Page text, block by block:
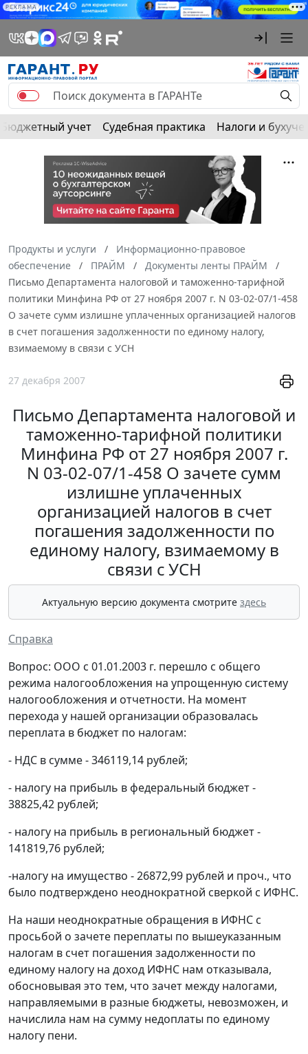
РЕКЛАМА
Бюджетный учет Судебная практика Налоги и
Продукты и услуги
Информационно-правовое
обеспечение
ПРАЙМ
Документы ленты ПРАЙМ
Письмо Департамента налоговой и таможенно-тарифной
политики Минфина РФ от 27 ноября 2007 г. N 03-02-07/1-458
О зачете сумм излишне уплаченных организацией налогов
в счет погашения задолженности по единому налогу,
взимаемому в связи с УСН
27 декабря 2007
Письмо Департамента налоговой и
таможенно-тарифной политики
Минфина РФ от 27 ноября 2007 г.
N 03-02-07/1-458 О зачете сумм
излишне уплаченных
организацией налогов в счет
погашения задолженности по
единому налогу, взимаемому в
связи с УСН
Актуальную версию документа смотрите здесь
Справка
Вопрос: ООО с 01.01.2003 г. перешло с общего
режима налогообложения на упрощенную систему
налогообложения и отчетности. На момент
перехода у нашей организации образовалась
переплата в бюджет по налогам:
- НДС в сумме - 346119,14 рублей;
- налогу на прибыль в федеральный бюджет -
38825,42 рублей;
- налогу на прибыль в региональный бюджет -
141819,76 рублей;
-налогу на имущество - 26872,99 рублей и проч., что
было подтверждено неоднократной сверкой с ИФНС.
На наши неоднократные обращения в ИФНС с
просьбой о зачете переплаты по вышеуказанным
налогам в счет погашения задолженности по
единому налогу на доход ИФНС нам отказывала,
обосновывая это тем, что зачет между налогами,
направляемыми в разные бюджеты, невозможен, и
начислила нам на сумму недоплаты по единому
налогу пени.